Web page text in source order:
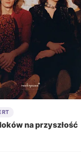
na przyszłość